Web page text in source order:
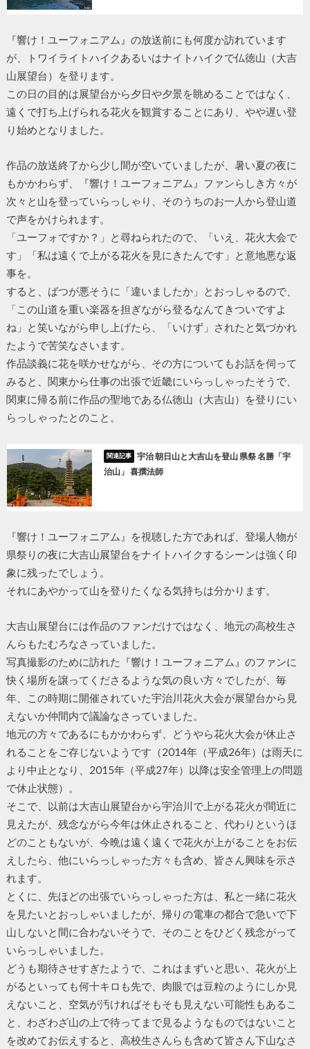
『響け！ユーフォニアム』の放送前にも何度か訪れています
が、トワイライトハイクあるいはナイトハイクで仏徳山（大吉
山展望台）を登ります。
この日の目的は展望台から夕日や夕景を眺めることではなく、
遠くで打ち上げられる花火を観賞することにあり、やや遅い登
り始めとなりました。
作品の放送終了から少し間が空いていましたが、暑い夏の夜に
もかかわらず、『響け！ユーフォニアム』ファンらしき方々が
次々と山を登っていらっしゃり、そのうちのお一人から登山道
で声をかけられます。
「ユーフォですか？」と尋ねられたので、「いえ、花火大会で
す」「私は遠くで上がる花火を見にきたんです」と意地悪な返
事を。
すると、ばつが悪そうに「違いましたか」とおっしゃるので、
「この山道を重い楽器を担ぎながら登るなんてきついですよ
ね」と笑いながら申し上げたら、「いけず」されたと気づかれ
たようで苦笑なさいます。
作品談義に花を咲かせながら、その方についてもお話を伺って
みると、関東から仕事の出張で近畿にいらっしゃったそうで、
関東に帰る前に作品の聖地である仏徳山（大吉山）を登りにい
らっしゃったとのこと。
宇治 朝日山と大吉山を登山 県祭 名勝「宇
治山」 喜撰法師
『響け！ユーフォニアム』を視聴した方であれば、登場人物が
県祭りの夜に大吉山展望台をナイトハイクするシーンは強く印
象に残ったでしょう。
それにあやかって山を登りたくなる気持ちは分かります。
大吉山展望台には作品のファンだけではなく、地元の高校生さ
んらもたむろなさっていました。
写真撮影のために訪れた『響け！ユーフォニアム』のファンに
快く場所を譲ってくださるような気の良い方々でしたが、毎
年、この時期に開催されていた宇治川花火大会が展望台から見
えないか仲間内で議論なさっていました。
地元の方々であるにもかかわらず、どうやら花火大会が休止さ
れることをご存じないようです（2014年（平成26年）は雨天に
より中止となり、2015年（平成27年）以降は安全管理上の問題
で休止状態）。
そこで、以前は大吉山展望台から宇治川で上がる花火が間近に
見えたが、残念ながら今年は休止されること、代わりというほ
どのこともないが、今晩は遠く遠くで花火が上がることをお伝
えしたら、他にいらっしゃった方々も含め、皆さん興味を示さ
れます。
とくに、先ほどの出張でいらっしゃった方は、私と一緒に花火
を見たいとおっしゃいましたが、帰りの電車の都合で急いで下
山しないと間に合わないそうで、そのことをひどく残念がって
いらっしゃいました。
どうも期待させすぎたようで、これはまずいと思い、花火が上
がるといっても何十キロも先で、肉眼では豆粒のようにしか見
えないこと、空気が汚ければそもそも見えない可能性もあるこ
と、わざわざ山の上で待ってまで見るようなものではないこと
を改めてお伝えすると、高校生さんらも含めて皆さん下山なさ